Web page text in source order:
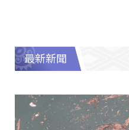
最新新聞